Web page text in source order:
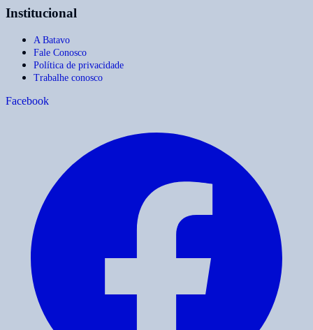
Institucional
A Batavo
Fale Conosco
Política de privacidade
Trabalhe conosco
Facebook